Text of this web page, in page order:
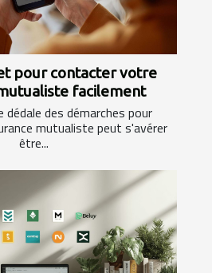
pour contacter votre
facilement
dédale des démarches pour
mutualiste peut s'avérer
être...